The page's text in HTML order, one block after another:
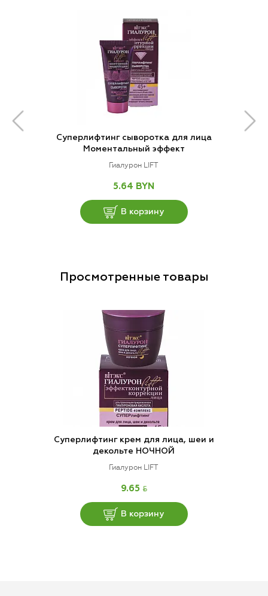
Суперлифтинг сыворотка для лица
Моментальный эффект
Гиалурон LIFT
5.64 BYN
В корзину
Просмотренные товары
Суперлифтинг крем для лица, шеи и
декольте НОЧНОЙ
Гиалурон LIFT
9.65 BYN
В корзину